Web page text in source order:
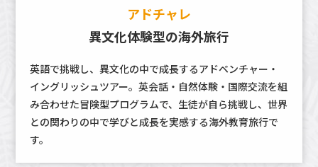
アドチャレ
異文化体験型の海外旅行
英語で挑戦し、異文化の中で成長するアドベンチャー・
イングリッシュツアー。英会話・自然体験・国際交流を組
み合わせた冒険型プログラムで、生徒が自ら挑戦し、世界
との関わりの中で学びと成長を実感する海外教育旅行で
す。